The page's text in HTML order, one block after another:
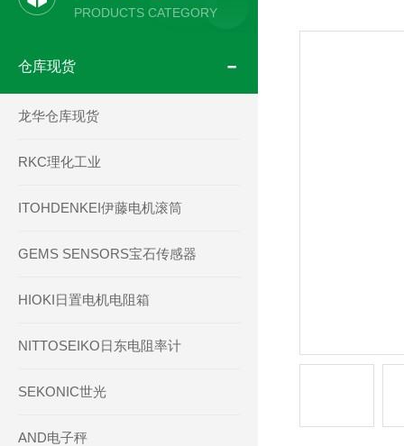
PRODUCTS CATEGORY
仓库现货
龙华仓库现货
RKC理化工业
ITOHDENKEI伊藤电机滚筒
GEMS SENSORS宝石传感器
HIOKI日置电机电阻箱
NITTOSEIKO日东电阻率计
SEKONIC世光
AND电子秤